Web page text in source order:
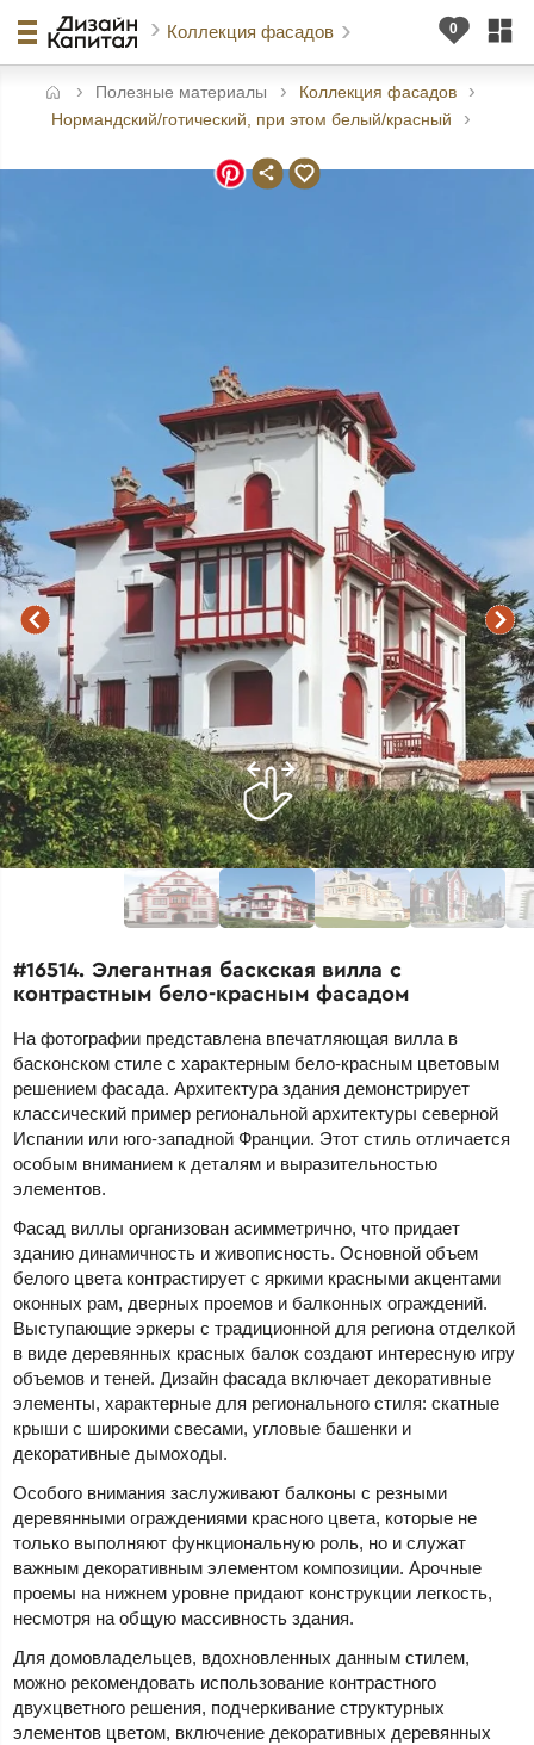
Коллекция фасадов
Полезные материалы
Коллекция фасадов
Нормандский/готический, при этом белый/красный
#16514. Элегантная баскская вилла с
контрастным бело-красным фасадом
На фотографии представлена впечатляющая вилла в
басконском стиле с характерным бело-красным цветовым
решением фасада. Архитектура здания демонстрирует
классический пример региональной архитектуры северной
Испании или юго-западной Франции. Этот стиль отличается
особым вниманием к деталям и выразительностью
элементов.
Фасад виллы организован асимметрично, что придает
зданию динамичность и живописность. Основной объем
белого цвета контрастирует с яркими красными акцентами
оконных рам, дверных проемов и балконных ограждений.
Выступающие эркеры с традиционной для региона отделкой
в виде деревянных красных балок создают интересную игру
объемов и теней. Дизайн фасада включает декоративные
элементы, характерные для регионального стиля: скатные
крыши с широкими свесами, угловые башенки и
декоративные дымоходы.
Особого внимания заслуживают балконы с резными
деревянными ограждениями красного цвета, которые не
только выполняют функциональную роль, но и служат
важным декоративным элементом композиции. Арочные
проемы на нижнем уровне придают конструкции легкость,
несмотря на общую массивность здания.
Для домовладельцев, вдохновленных данным стилем,
можно рекомендовать использование контрастного
двухцветного решения, подчеркивание структурных
элементов цветом, включение декоративных деревянных